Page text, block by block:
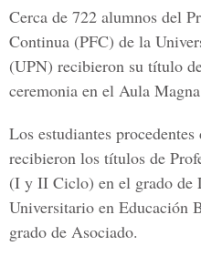
Cerca de 722 alumnos del
Continua (PFC) de la
(UPN) recibieron su título
ceremonia en el Aula
Los estudiantes
recibieron los títulos de
(I y II Ciclo) en el grado de
Universitario en Educación
grado de Asociado.